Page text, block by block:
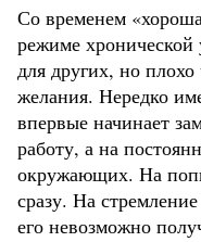
Со временем
режиме хронической
для других, но плохо
желания. Нередко
впервые начинает
работу, а на
окружающих. На
сразу. На
его невозможно